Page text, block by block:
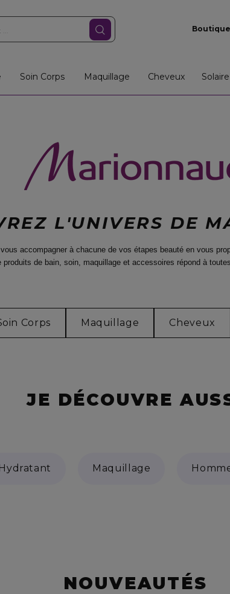
Soin Corps Maquillage Cheveux Solaire
L'UNIVERS DE
accompagner à chacune de vos étapes beauté en vous
produits de bain, soin, maquillage et accessoires répond à
Corps Maquillage Cheveux
JE DÉCOUVRE
Hydratant Maquillage
NOUVEAUTÉS